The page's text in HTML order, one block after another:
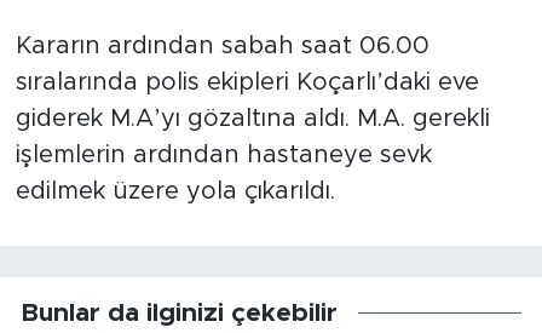
Kararın ardından sabah saat 06.00
sıralarında polis ekipleri Koçarlı’daki eve
giderek M.A’yı gözaltına aldı. M.A. gerekli
işlemlerin ardından hastaneye sevk
edilmek üzere yola çıkarıldı.
Bunlar da ilginizi çekebilir